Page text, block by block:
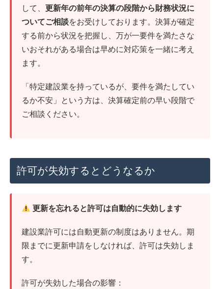
して、 更新年の前年の決算の段階から財務状況に
ついてご相談をお受けしております。決算が確定
する前から状況を把握し、万が一要件を満たさな
いおそれがある場合は早めに対応策を一緒に考え
ます。
「特定建設業を持っているが、要件を満たしてい
るか不安」という方は、決算確定前の早い段階で
ご相談ください。
許可が失効するとどうなるか
更新を忘れると許可は自動的に失効します
建設業許可には自動更新の制度はありません。期
限までに更新申請をしなければ、許可は失効しま
す。
許可が失効した場合の影響：